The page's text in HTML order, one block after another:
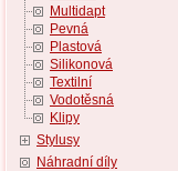
Multidapt
Pevná
Plastová
Silikonová
Textilní
Vodotěsná
Klipy
Stylusy
Náhradní díly